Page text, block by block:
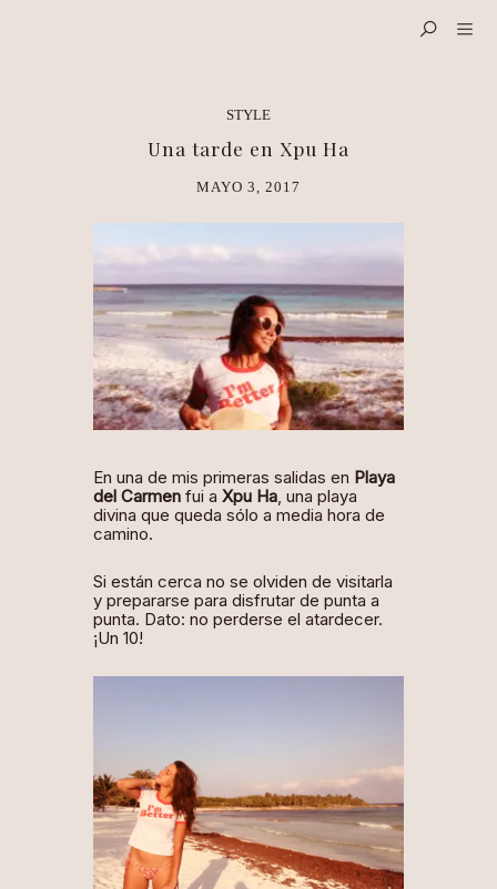
STYLE
Una tarde en Xpu Ha
MAYO 3, 2017
En una de mis primeras salidas en Playa
del Carmen fui a Xpu Ha , una playa
divina que queda sólo a media hora de
camino.
Si están cerca no se olviden de visitarla
y prepararse para disfrutar de punta a
punta. Dato: no perderse el atardecer.
¡Un 10!